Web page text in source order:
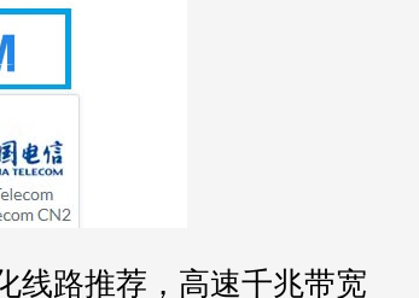
线路推荐，高速千兆带宽